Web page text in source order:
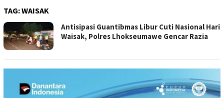
TAG:WAISAK
Antisipasi Guantibmas Libur Cuti Nasional Hari
Waisak, Polres Lhokseumawe Gencar Razia